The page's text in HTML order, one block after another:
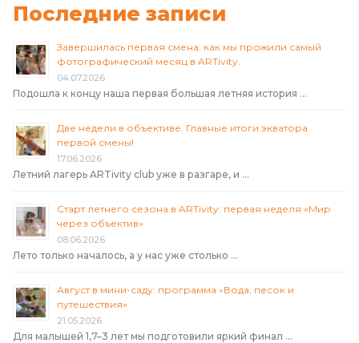
Последние записи
Завершилась первая смена: как мы прожили самый
фотографический месяц в ARTivity.
04.07.2026
Подошла к концу наша первая большая летняя история …
Две недели в объективе. Главные итоги экватора
первой смены!
17.06.2026
Летний лагерь ARTivity club уже в разгаре, и …
Старт летнего сезона в ARTivity: первая неделя «Мир
через объектив»
08.06.2026
Лето только началось, а у нас уже столько …
Август в мини-саду: программа «Вода, песок и
путешествия»
21.05.2026
Для малышей 1,7–3 лет мы подготовили яркий финал …